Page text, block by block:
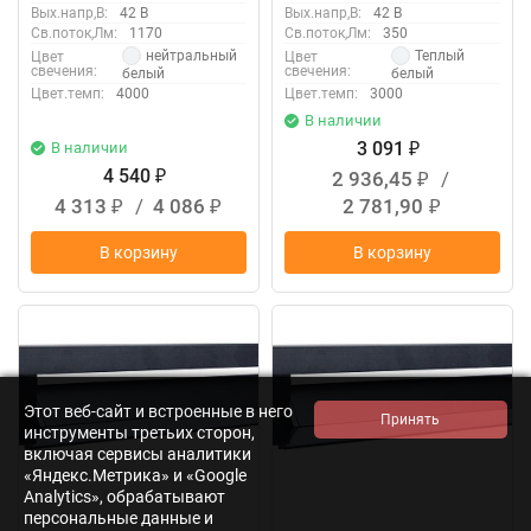
Вых.напр,В:
42 В
Св.поток,Лм:
1170
Цвет
свечения:
нейтральный
белый
Цвет.темп:
4000
В наличии
4 540 ₽
4 313 ₽ / 4 086 ₽
В корзину
Вых.напр,В:
42 В
Св.поток,Лм:
350
Цвет
свечения:
Теплый
белый
Цвет.темп:
3000
В наличии
3 091 ₽
2 936,45 ₽
/
2 781,90 ₽
В корзину
Этот веб-сайт и встроенные в него
инструменты третьих сторон,
включая сервисы аналитики
«Яндекс.Метрика» и «Google
Analytics», обрабатывают
персональные данные и